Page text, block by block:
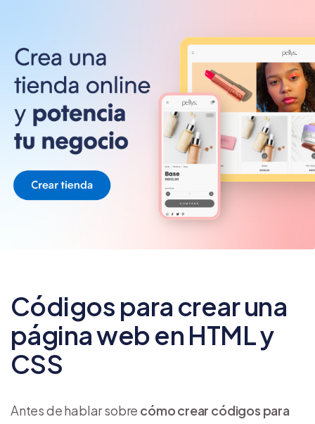
Códigos para crear una
página web en HTML y
CSS
Antes de hablar sobre cómo crear códigos para